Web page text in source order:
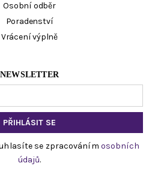
Osobní odběr
Poradenství
Vrácení výplně
NEWSLETTER
se zpracováním osobních
údajů.